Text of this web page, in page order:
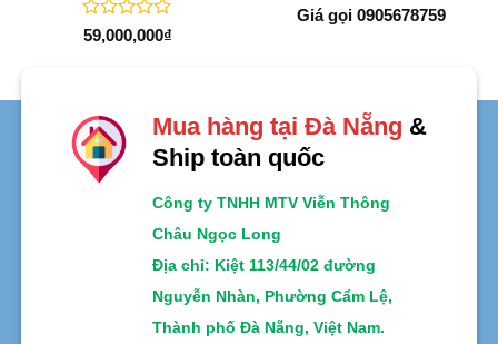
Được
sao
59,000,000₫
Được
xếp
Giá gọi 0905678759
Mua hàng tại Đà Nẵng &
Ship toàn quốc
Công ty TNHH MTV Viễn Thông
Châu Ngọc Long
Địa chỉ: Kiệt 113/44/02 đường
Nguyễn Nhàn, Phường Cẩm Lệ,
Thành phố Đà Nẵng, Việt Nam.